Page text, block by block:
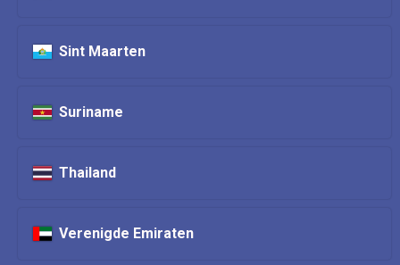
Sint Maarten
Suriname
Thailand
Verenigde Emiraten